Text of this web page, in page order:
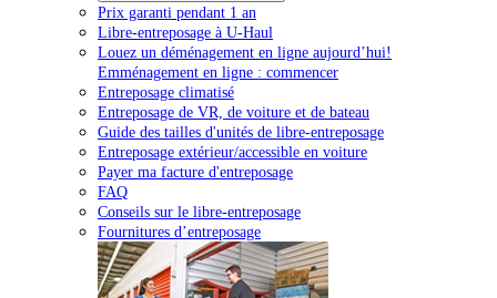
Prix garanti pendant 1 an
Libre-entreposage à U-Haul
Louez un déménagement en ligne aujourd’hui!
Emménagement en ligne : commencer
Entreposage climatisé
Entreposage de VR, de voiture et de bateau
Guide des tailles d'unités de libre-entreposage
Entreposage extérieur/accessible en voiture
Payer ma facture d'entreposage
FAQ
Conseils sur le libre-entreposage
Fournitures d’entreposage